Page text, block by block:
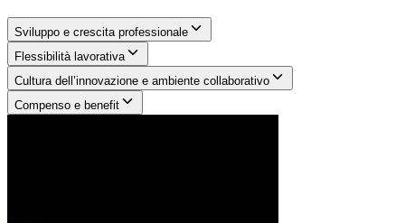
Sviluppo e crescita professionale
Flessibilità lavorativa
Cultura dell’innovazione e ambiente collaborativo
Compenso e benefit